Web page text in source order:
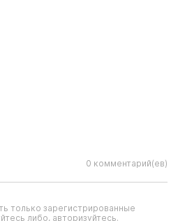
0 комментарий(ев)
только зарегистрированные
либо, авторизуйтесь.